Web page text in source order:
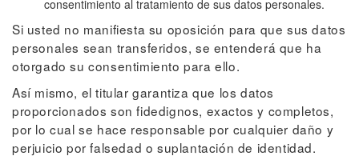
consentimiento al tratamiento de sus datos personales.
Si usted no manifiesta su oposición para que sus datos
personales sean transferidos, se entenderá que ha
otorgado su consentimiento para ello.
Así mismo, el titular garantiza que los datos
proporcionados son fidedignos, exactos y completos,
por lo cual se hace responsable por cualquier daño y
perjuicio por falsedad o suplantación de identidad.